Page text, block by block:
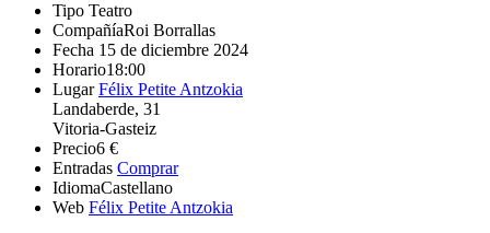
Tipo Teatro
CompañíaRoi Borrallas
Fecha 15 de diciembre 2024
Horario18:00
Lugar Félix Petite Antzokia
Landaberde, 31
Vitoria-Gasteiz
Precio6 €
Entradas Comprar
IdiomaCastellano
Web Félix Petite Antzokia